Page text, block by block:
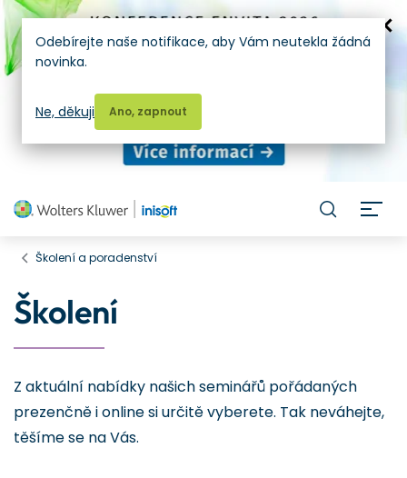
Školení a poradenství
Školení
Z aktuální nabídky našich seminářů pořádaných
prezenčně i online si určitě vyberete. Tak neváhejte,
těšíme se na Vás.
Odebírejte naše notifikace, aby Vám neutekla žádná
novinka.
Ano, zapnout
Ne, děkuji